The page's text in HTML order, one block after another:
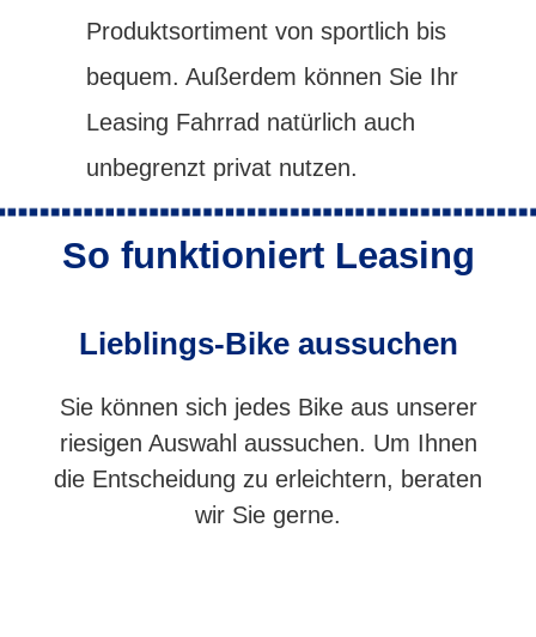
Produktsortiment von sportlich bis
bequem. Außerdem können Sie Ihr
Leasing Fahrrad natürlich auch
unbegrenzt privat nutzen.
So funktioniert Leasing
Lieblings-Bike aussuchen
Sie können sich jedes Bike aus unserer
riesigen Auswahl aussuchen. Um Ihnen
die Entscheidung zu erleichtern, beraten
wir Sie gerne.